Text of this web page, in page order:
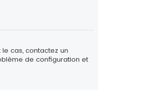
cas, contactez un
de configuration et